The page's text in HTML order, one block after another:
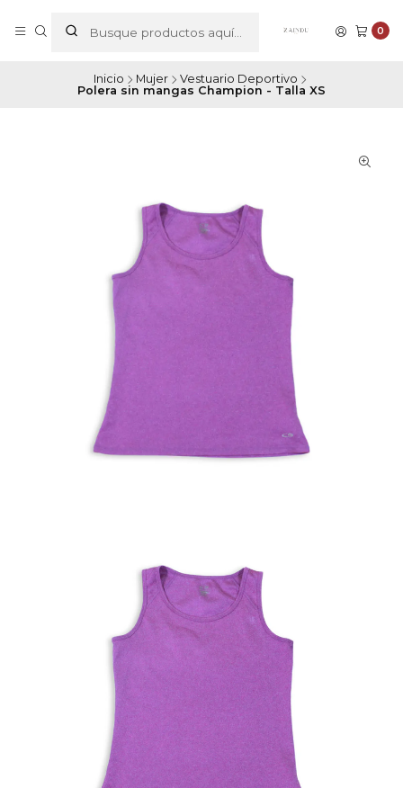
0
Inicio Mujer
Vestuario Deportivo
Polera sin mangas Champion - Talla XS